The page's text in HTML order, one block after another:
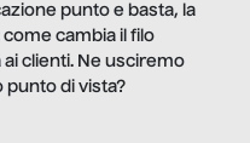
punto e basta, la
cambia il filo
clienti. Ne usciremo
di vista?